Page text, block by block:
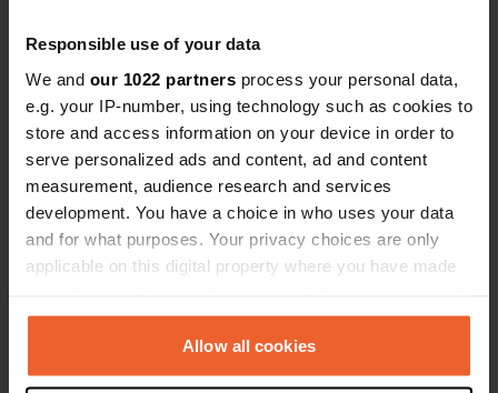
Responsible use of your data
We and our 1022 partners process your personal data,
e.g. your IP-number, using technology such as cookies to
store and access information on your device in order to
serve personalized ads and content, ad and content
measurement, audience research and services
development. You have a choice in who uses your data
and for what purposes. Your privacy choices are only
applicable on this digital property where you have made
any time from the Cookie Declaration or by clicking on
the Privacy trigger icon.Allow all cookies
Coordonnées
47° 44' 41" N 3° 5' 36" W
Copie
47.744741 -3.093334
Code du site
113469 Copie
Passer àPRO+
pour toutes les coordonnées PRO+